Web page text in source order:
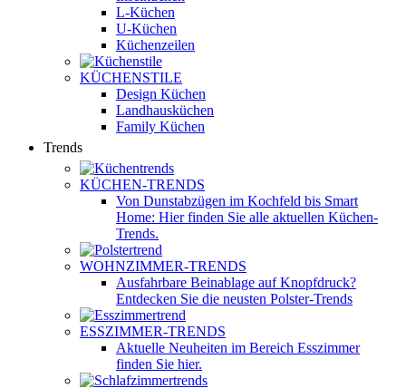
L-Küchen
U-Küchen
Küchenzeilen
KÜCHENSTILE
Design Küchen
Landhausküchen
Family Küchen
Trends
KÜCHEN-TRENDS
Von Dunstabzügen im Kochfeld bis Smart
Home: Hier finden Sie alle aktuellen Küchen-
Trends.
WOHNZIMMER-TRENDS
Ausfahrbare Beinablage auf Knopfdruck?
Entdecken Sie die neusten Polster-Trends
ESSZIMMER-TRENDS
Aktuelle Neuheiten im Bereich Esszimmer
finden Sie hier.